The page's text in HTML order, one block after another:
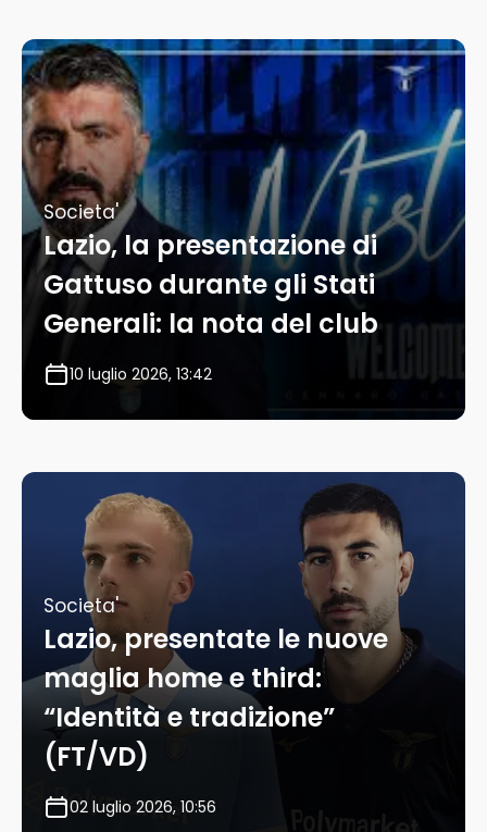
Societa'
Lazio, la presentazione di
Gattuso durante gli Stati
Generali: la nota del club
10 luglio 2026, 13:42
Societa'
Lazio, presentate le nuove
maglia home e third:
“Identità e tradizione”
(FT/VD)
02 luglio 2026, 10:56